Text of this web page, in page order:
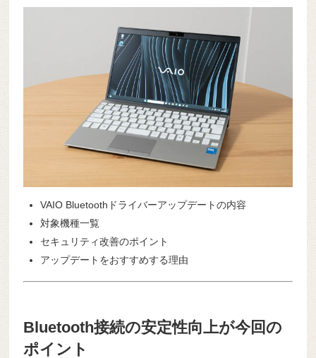
VAIO Bluetoothドライバーアップデートの内容
対象機種一覧
セキュリティ改善のポイント
アップデートをおすすめする理由
Bluetooth接続の安定性向上が今回の
ポイント